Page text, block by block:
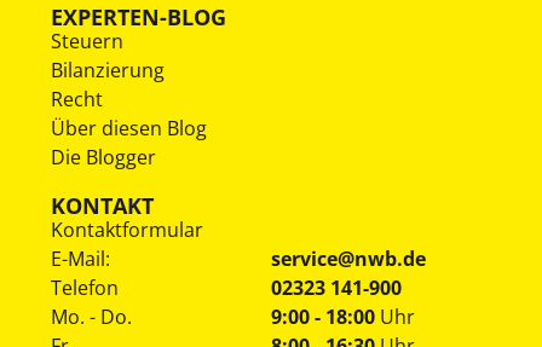
EXPERTEN-BLOG
Steuern
Bilanzierung
Recht
Über diesen Blog
Die Blogger
KONTAKT
Kontaktformular
E-Mail:
service@nwb.de
Telefon
02323 141-900
Mo. - Do.
9:00 - 18:00 Uhr